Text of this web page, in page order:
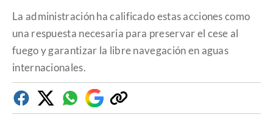
La administración ha calificado estas acciones como
una respuesta necesaria para preservar el cese al
fuego y garantizar la libre navegación en aguas
internacionales.
FacebookTwitterWhatsapp
Google
Discover
Copiar
enlace